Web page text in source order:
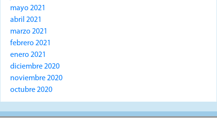
mayo 2021
abril 2021
marzo 2021
febrero 2021
enero 2021
diciembre 2020
noviembre 2020
octubre 2020